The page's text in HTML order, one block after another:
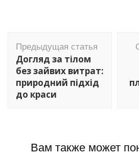
по
записям
Предыдущая статья
Догляд за тілом
без зайвих витрат:
природний підхід
до краси
Вам также может